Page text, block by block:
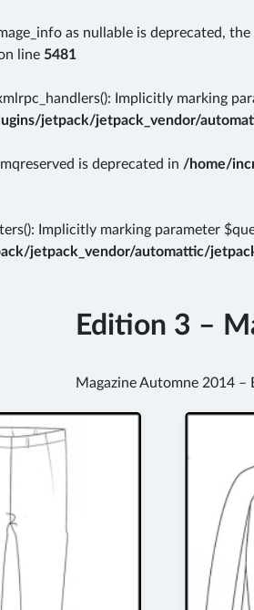
as nullable is deprecated,
line 5481
Implicitly marking
jetpack/jetpack_vendor/
is deprecated in /home/
Implicitly marking parameter
jetpack_vendor/automattic/
Edition 3 –
Magazine Automne 2014 –